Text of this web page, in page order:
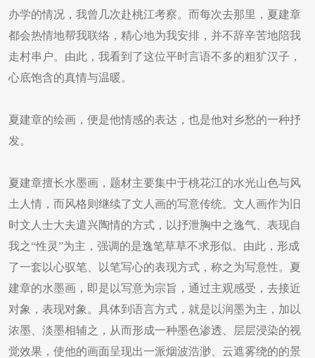
办学的情况，我曾几次赴桃江考察。而每次去那里，夏建章
都会热情地帮我联络，精心地为我安排，并不辞辛苦地陪我
走村串户。由此，我看到了这位平时言语不多的粗犷汉子，
心底饱含的真情与温暖。
夏建章的绘画，便是他情感的表达，也是他对乡愁的一种抒
发。
夏建章擅长水墨画，题材主要集中于桃花江的水光山色与风
土人情，而风格则继续了文人画的写意传统。文人画作为旧
时文人士大夫遣兴陶情的方式，以抒泄胸中之逸气、表现自
我之“性灵”为主，强调的是逸笔草草不求形似。由此，形成
了一套以心驭笔、以笔写心的表现方式，称之为写意性。夏
建章的水墨画，即是以写意为宗旨，通过主观感受，去接近
对象，表现对象。具体到语言方式，就是以润墨为主，加以
浓墨、淡墨相辅之，从而形成一种墨色渗透、层层浸染的视
觉效果，使他的画面呈现出一派烟波浩渺、云遮雾绕的的景